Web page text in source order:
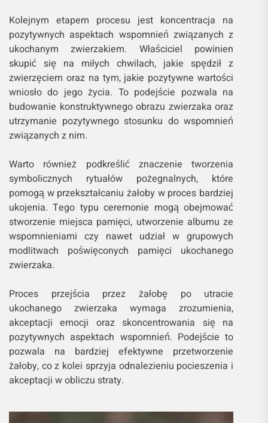
Kolejnym etapem procesu jest koncentracja na
pozytywnych aspektach wspomnień związanych z
ukochanym zwierzakiem. Właściciel powinien
skupić się na miłych chwilach, jakie spędził z
zwierzęciem oraz na tym, jakie pozytywne wartości
wniosło do jego życia. To podejście pozwala na
budowanie konstruktywnego obrazu zwierzaka oraz
utrzymanie pozytywnego stosunku do wspomnień
związanych z nim.
Warto również podkreślić znaczenie tworzenia
symbolicznych rytuałów pożegnalnych, które
pomogą w przekształcaniu żałoby w proces bardziej
ukojenia. Tego typu ceremonie mogą obejmować
stworzenie miejsca pamięci, utworzenie albumu ze
wspomnieniami czy nawet udział w grupowych
modlitwach poświęconych pamięci ukochanego
zwierzaka.
Proces przejścia przez żałobę po utracie
ukochanego zwierzaka wymaga zrozumienia,
akceptacji emocji oraz skoncentrowania się na
pozytywnych aspektach wspomnień. Podejście to
pozwala na bardziej efektywne przetworzenie
żałoby, co z kolei sprzyja odnalezieniu pocieszenia i
akceptacji w obliczu straty.